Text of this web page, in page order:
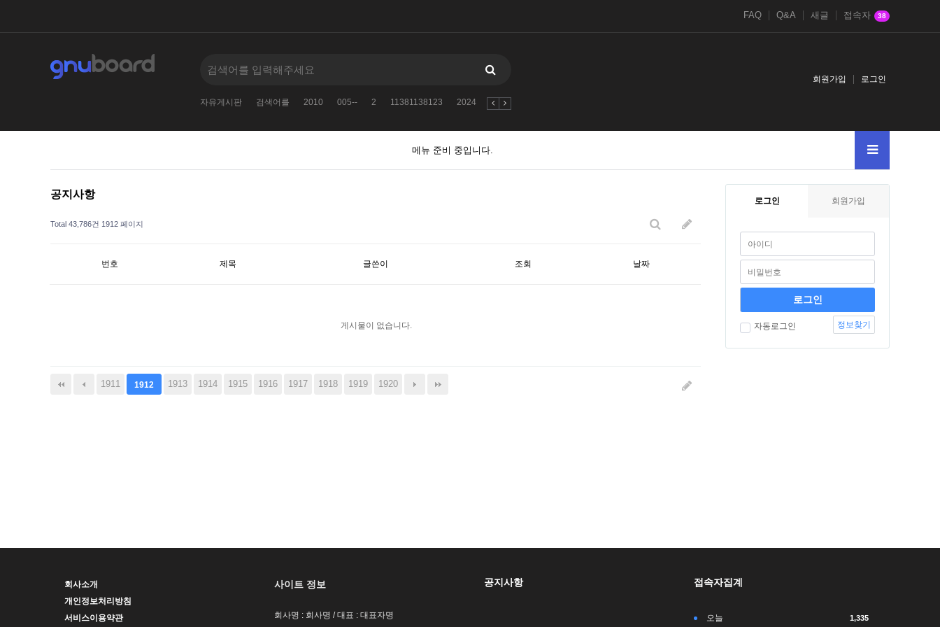
FAQ Q&A 새글 접속자 38
자유게시판 검색어를 2010 005-- 2 11381138123 2024 자유게시판
회원가입 로그인
메뉴 준비 중입니다.
공지사항
Total 43,786건 1912 페이지
번호 제목 글쓴이 조회 날짜
게시물이 없습니다.
1911 1912 1913 1914 1915 1916 1917 1918 1919 1920
다음 맨끝
로그인 회원가입
자동로그인 정보찾기
회사소개
개인정보처리방침
서비스이용약관
사이트 정보
회사명 : 회사명 / 대표 : 대표자명
공지사항 접속자집계
오늘 1,335